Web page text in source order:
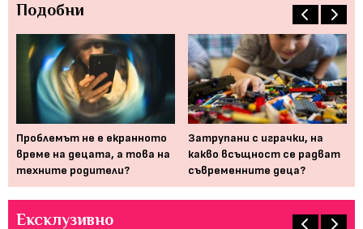
Подобни
Проблемът не е екранното
време на децата, а това на
техните родители?
Затрупани с играчки, на
какво всъщност се радват
съвременните деца?
Ексклузивно